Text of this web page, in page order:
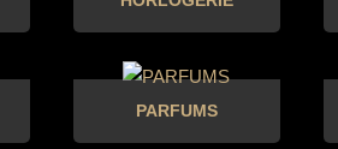
PARFUMS